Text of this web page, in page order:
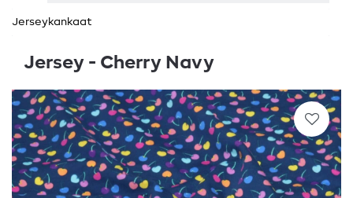
Jerseykankaat
Jersey - Cherry Navy